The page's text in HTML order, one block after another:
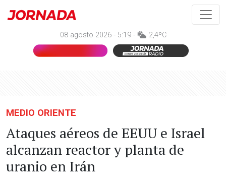
08 agosto 2026 - 5:19 - 2,4ºC
MEDIO ORIENTE
Ataques aéreos de EEUU e Israel
alcanzan reactor y planta de
uranio en Irán